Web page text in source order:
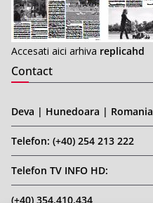
Accesati aici arhiva replicahd
Contact
Deva | Hunedoara | Romania
Telefon: (+40) 254 213 222
Telefon TV INFO HD:
(+40) 354.410.434